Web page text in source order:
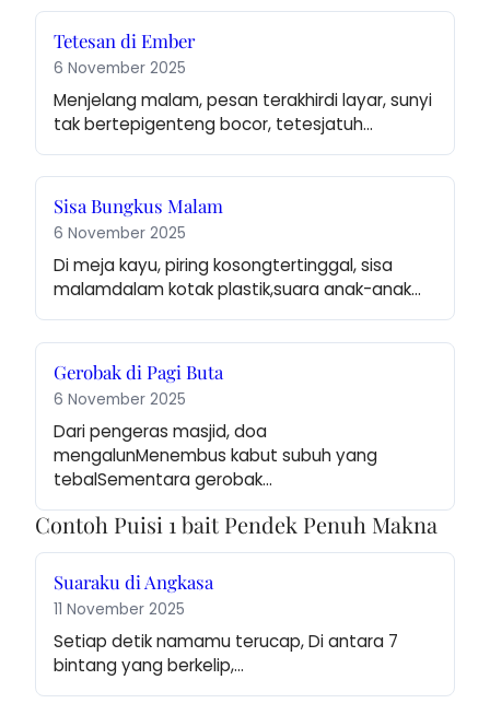
Tetesan di Ember
6 November 2025
Menjelang malam, pesan terakhirdi layar, sunyi
tak bertepigenteng bocor, tetesjatuh…
Sisa Bungkus Malam
6 November 2025
Di meja kayu, piring kosongtertinggal, sisa
malamdalam kotak plastik,suara anak-anak…
Gerobak di Pagi Buta
6 November 2025
Dari pengeras masjid, doa
mengalunMenembus kabut subuh yang
tebalSementara gerobak…
Contoh Puisi 1 bait Pendek Penuh Makna
Suaraku di Angkasa
11 November 2025
Setiap detik namamu terucap, Di antara 7
bintang yang berkelip,…